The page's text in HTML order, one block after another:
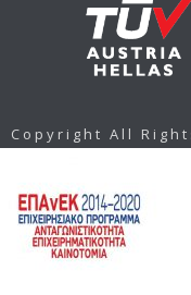
Copyright All